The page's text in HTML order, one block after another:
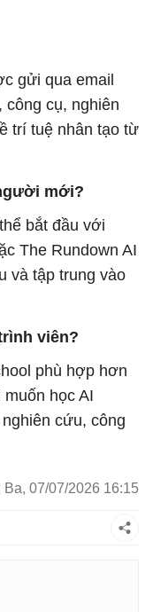
gửi qua email
cụ, nghiên
trí tuệ nhân tạo từ
mới?
bắt đầu với
The Rundown AI
và tập trung vào
viên?
phù hợp hơn
học AI
cứu, công
07/07/2026 16:15